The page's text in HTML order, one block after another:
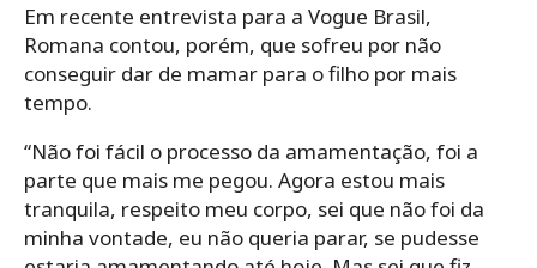
Em recente entrevista para a Vogue Brasil,
Romana contou, porém, que sofreu por não
conseguir dar de mamar para o filho por mais
tempo.
“Não foi fácil o processo da amamentação, foi a
parte que mais me pegou. Agora estou mais
tranquila, respeito meu corpo, sei que não foi da
minha vontade, eu não queria parar, se pudesse